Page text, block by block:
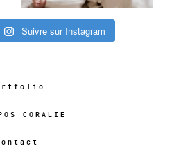
Suivre sur Instagram
CORALIE